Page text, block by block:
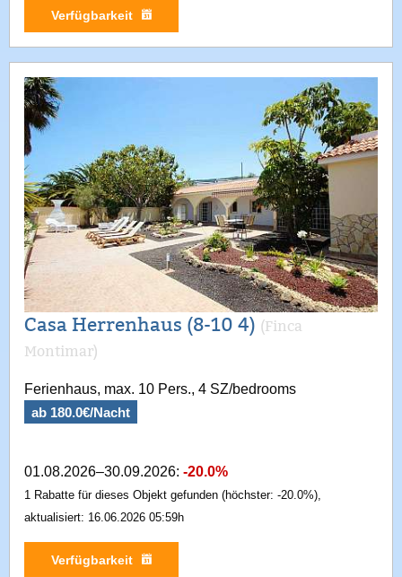
Verfügbarkeit
Casa Herrenhaus (8-10 4) (Finca
Montimar)
Ferienhaus, max. 10 Pers., 4 SZ/bedrooms
ab 180.0€/Nacht
01.08.2026–30.09.2026: -20.0%
1 Rabatte für dieses Objekt gefunden (höchster: -20.0%),
aktualisiert: 16.06.2026 05:59h
Verfügbarkeit